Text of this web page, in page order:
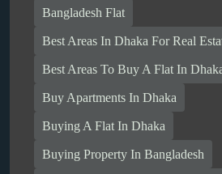
Bangladesh Flat
Best Areas In Dhaka For Real
Best Areas To Buy A Flat In
Buy Apartments In Dhaka
Buying A Flat In Dhaka
Buying Property In Bangladesh